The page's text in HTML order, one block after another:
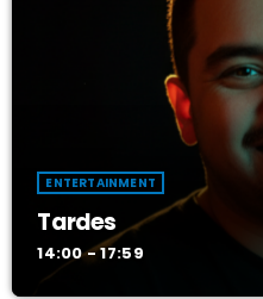
ENTERTAINMENT
Tardes
14:00 - 17:59